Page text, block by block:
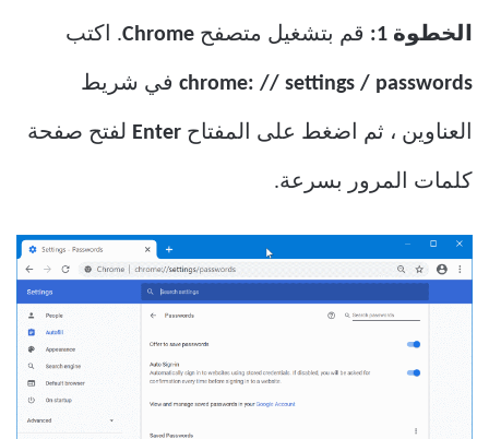
الخطوة 1: قم بتشغيل متصفح Chrome. اكتب
chrome: // settings / passwords في شريط
العناوين ، ثم اضغط على المفتاح Enter لفتح صفحة
كلمات المرور بسرعة.